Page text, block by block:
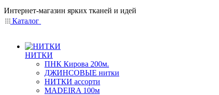
Интернет-магазин ярких тканей и идей
Каталог
НИТКИ
ПНК Кирова 200м.
ДЖИНСОВЫЕ нитки
НИТКИ ассорти
MADEIRA 100м